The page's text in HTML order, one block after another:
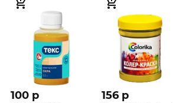
100 p 156 p